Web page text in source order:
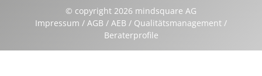
© copyright 2026 mindsquare AG
Impressum
AGB AEB
Qualitätsmanagement
Beraterprofile